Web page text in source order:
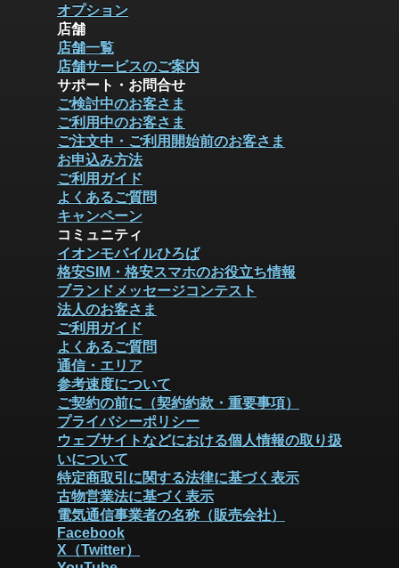
オプション
店舗
店舗一覧
店舗サービスのご案内
サポート・お問合せ
ご検討中のお客さま
ご利用中のお客さま
ご注文中・ご利用開始前のお客さま
お申込み方法
ご利用ガイド
よくあるご質問
キャンペーン
コミュニティ
イオンモバイルひろば
格安SIM・格安スマホのお役立ち情報
ブランドメッセージコンテスト
法人のお客さま
ご利用ガイド
よくあるご質問
通信・エリア
参考速度について
ご契約の前に（契約約款・重要事項）
プライバシーポリシー
ウェブサイトなどにおける個人情報の取り扱
いについて
特定商取引に関する法律に基づく表示
古物営業法に基づく表示
電気通信事業者の名称（販売会社）
Facebook
X（Twitter）